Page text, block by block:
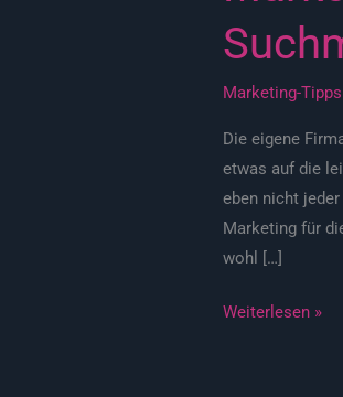
Marketing-Tipps
Die eigene
etwas auf die
eben nicht
Marketing für
wohl […]
Weiterlesen »